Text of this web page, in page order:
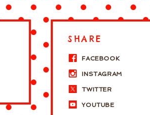
SHARE
FACEBOOK
INSTAGRAM
TWITTER
YOUTUBE